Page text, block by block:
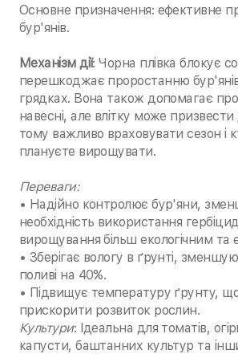
Основне призначення: ефективне
бур'янів.
Механізм дії: Чорна плівка блокує
перешкоджає проростанню
грядках. Вона також допомагає
навесні, але влітку може призвести
тому важливо враховувати сезон і
плануєте вирощувати.
Переваги:
• Надійно контролює бур'яни,
необхідність використання
вирощування більш екологічним та
• Зберігає вологу в ґрунті,
поливі на 40%.
• Підвищує температуру ґрунту,
прискорити розвиток рослин.
Культури: Ідеальна для томатів,
капусти, баштанних культур та